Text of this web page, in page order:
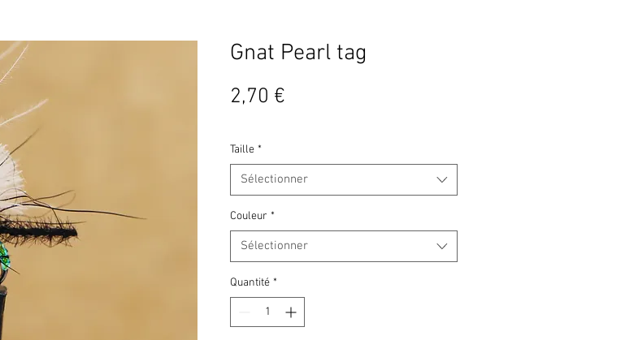
Gnat Pearl tag
2,70 €
Taille *
Sélectionner
Couleur *
Sélectionner
Quantité *